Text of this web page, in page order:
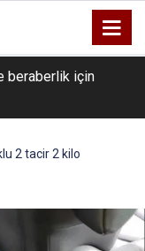
beraberlik için
2 tacir 2 kilo